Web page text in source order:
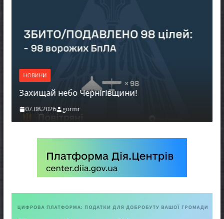
НОВИНИ
Захищай небо Чернігівщини!
07.08.2026 gormr